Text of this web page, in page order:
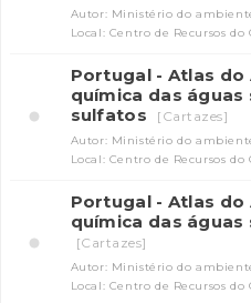
Autor: Ministério do
Local: Centro de Recursos do
Portugal - Atlas
química das
sulfatos
[Cartazes]
Autor: Ministério do
Local: Centro de Recursos do
Portugal - Atlas
química das
[Cartazes]
Autor: Ministério do
Local: Centro de Recursos do